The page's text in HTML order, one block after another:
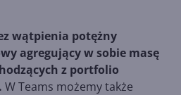
wątpienia potężny
agregujący w sobie masę
z portfolio
W Teams możemy także